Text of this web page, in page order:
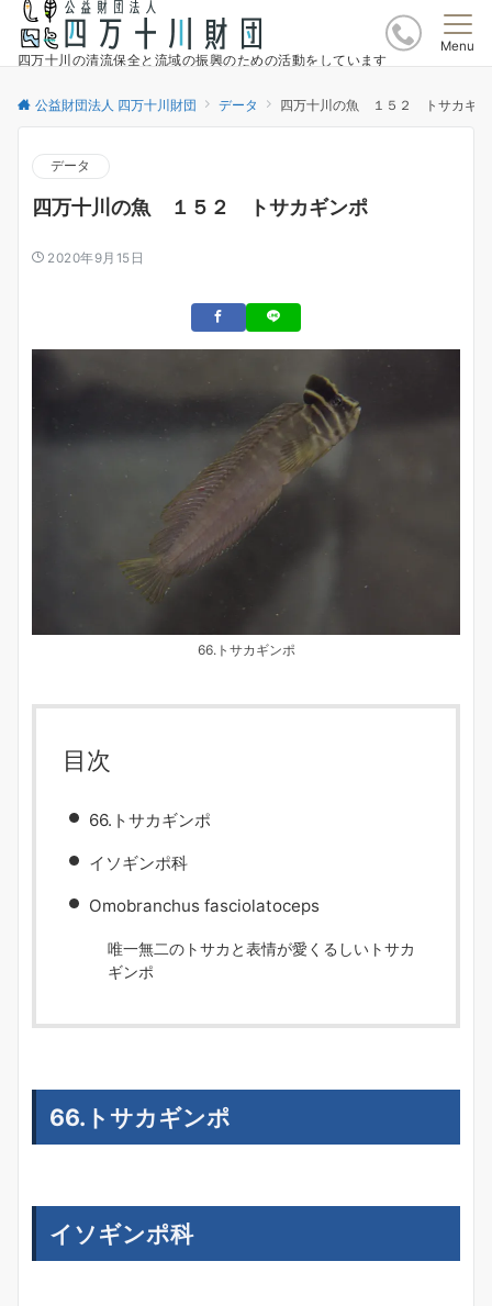
四万十川の清流保全と流域の振興のための活動をしています
Menu
公益財団法人 四万十川財団 データ 四万十川の魚 １５２ トサカギ
データ
四万十川の魚 １５２ トサカギンポ
2020年9月15日
66.トサカギンポ
目次
66.トサカギンポ
イソギンポ科
Omobranchus fasciolatoceps
唯一無二のトサカと表情が愛くるしいトサカ
ギンポ
66.トサカギンポ
イソギンポ科